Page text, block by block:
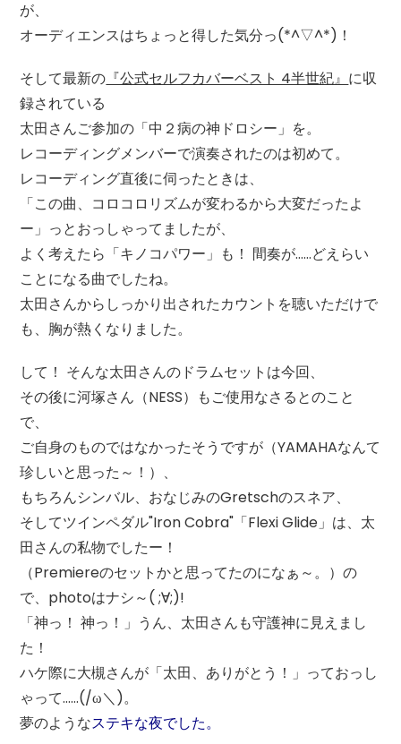
が、
オーディエンスはちょっと得した気分っ(*^▽^*)！
そして最新の 『公式セルフカバーベスト 4半世紀』 に収
録されている
太田さんご参加の「中２病の神ドロシー」を。
レコーディングメンバーで演奏されたのは初めて。
レコーディング直後に伺ったときは、
「この曲、コロコロリズムが変わるから大変だったよ
ー」っとおっしゃってましたが、
よく考えたら「キノコパワー」も！ 間奏が……どえらい
ことになる曲でしたね。
太田さんからしっかり出されたカウントを聴いただけで
も、胸が熱くなりました。
して！ そんな太田さんのドラムセットは今回、
その後に河塚さん（NESS）もご使用なさるとのこと
で、
ご自身のものではなかったそうですが（YAMAHAなんて
珍しいと思った～！）、
もちろんシンバル、おなじみのGretschのスネア、
そしてツインペダル"Iron Cobra"「Flexi Glide」は、太
田さんの私物でしたー！
（Premiereのセットかと思ってたのになぁ～。）の
で、photoはナシ～( ;∀;)!
「神っ！ 神っ！」うん、太田さんも守護神に見えまし
た！
ハケ際に大槻さんが「太田、ありがとう！」っておっし
ゃって……(/ω＼)。
夢のようなステキな夜でした。